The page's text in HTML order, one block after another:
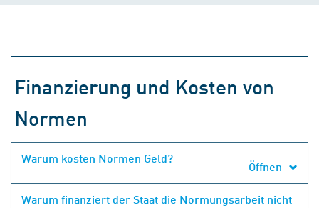
Finanzierung und Kosten von
Normen
Warum kosten Normen Geld?
Öffnen
Warum finanziert der Staat die Normungsarbeit nicht